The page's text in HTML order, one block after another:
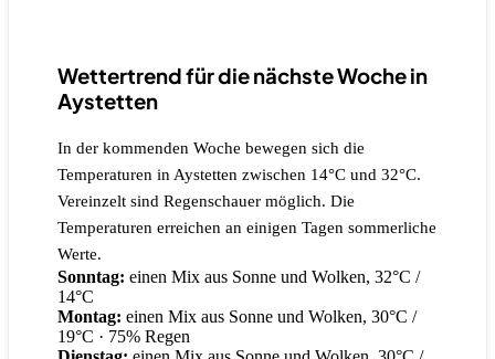
Wettertrend für die nächste Woche in
Aystetten
In der kommenden Woche bewegen sich die
Temperaturen in Aystetten zwischen 14°C und 32°C.
Vereinzelt sind Regenschauer möglich. Die
Temperaturen erreichen an einigen Tagen sommerliche
Werte.
Sonntag: einen Mix aus Sonne und Wolken, 32°C /
14°C
Montag: einen Mix aus Sonne und Wolken, 30°C /
19°C · 75% Regen